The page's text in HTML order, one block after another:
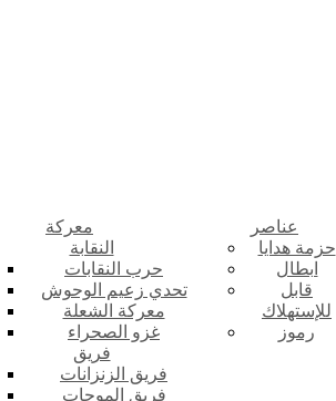
معركة
النقابة
حرب النقابات
تحدي زعيم الوحوش
معركة الشعلة
غزو الصحراء
فريق
فريق الزنزانات
فريق الموجات
عناصر
حزمة هدايا
ابطال
قابل
للإستهلاك
رموز